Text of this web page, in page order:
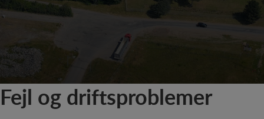
Fejl og driftsproblemer